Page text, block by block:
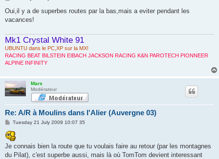
s
Oui,il y a de superbes routes par la bas,mais a eviter pendant les
vacances!
Mk1 Crystal White 91
UBUNTU dans le PC,XP sur la MX!
RACING BEAT BILSTEIN EIBACH JACKSON RACING K&N PAROTECH PIONNEER
ALPINE INFINITY
Mars
Modérateur
Re: A/R à Moulins dans l'Alier (Auvergne 03)
P
s
t
Tuesday 21 July 2009 10:07 35
Je connais bien la route que tu voulais faire au retour (par les montagnes
du Pilat), c'est superbe aussi, mais là où TomTom devient interessant